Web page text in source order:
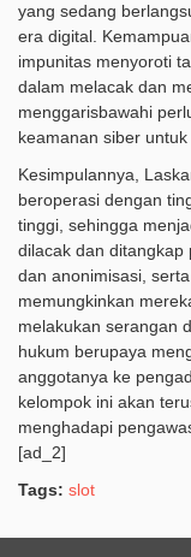
yang sedang
era digital.
impunitas menyoroti
dalam melacak dan
menggarisbawahi
keamanan siber
Kesimpulannya,
beroperasi dengan
tinggi, sehingga
dilacak dan ditangkap
dan anonimisasi,
memungkinkan
melakukan serangan
hukum berupaya
anggotanya ke
kelompok ini akan
menghadapi
[ad_2]
Tags: slot